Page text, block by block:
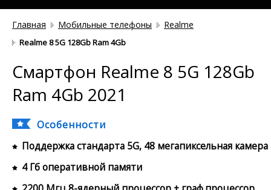
Главная Мобильные телефоны Realme
Realme 8 5G 128Gb Ram 4Gb
Смартфон Realme 8 5G 128Gb
Ram 4Gb 2021
Особенности
Поддержка стандарта 5G, 48 мегапиксельная камера
4 Гб оперативной памяти